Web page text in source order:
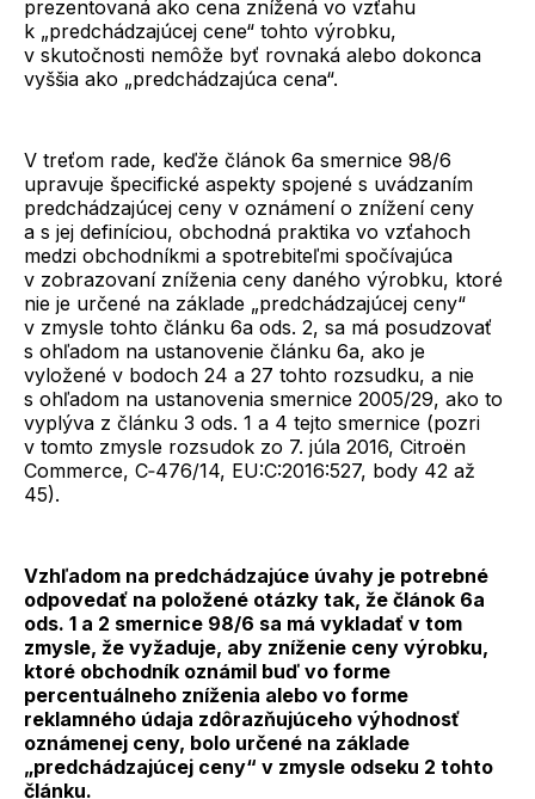
prezentovaná ako cena znížená vo vzťahu
k „predchádzajúcej cene“ tohto výrobku,
v skutočnosti nemôže byť rovnaká alebo dokonca
vyššia ako „predchádzajúca cena“.
V treťom rade, keďže článok 6a smernice 98/6
upravuje špecifické aspekty spojené s uvádzaním
predchádzajúcej ceny v oznámení o znížení ceny
a s jej definíciou, obchodná praktika vo vzťahoch
medzi obchodníkmi a spotrebiteľmi spočívajúca
v zobrazovaní zníženia ceny daného výrobku, ktoré
nie je určené na základe „predchádzajúcej ceny“
v zmysle tohto článku 6a ods. 2, sa má posudzovať
s ohľadom na ustanovenie článku 6a, ako je
vyložené v bodoch 24 a 27 tohto rozsudku, a nie
s ohľadom na ustanovenia smernice 2005/29, ako to
vyplýva z článku 3 ods. 1 a 4 tejto smernice (pozri
v tomto zmysle rozsudok zo 7. júla 2016, Citroën
Commerce, C‑476/14, EU:C:2016:527, body 42 až
45).
Vzhľadom na predchádzajúce úvahy je potrebné
odpovedať na položené otázky tak, že článok 6a
ods. 1 a 2 smernice 98/6 sa má vykladať v tom
zmysle, že vyžaduje, aby zníženie ceny výrobku,
ktoré obchodník oznámil buď vo forme
percentuálneho zníženia alebo vo forme
reklamného údaja zdôrazňujúceho výhodnosť
oznámenej ceny, bolo určené na základe
„predchádzajúcej ceny“ v zmysle odseku 2 tohto
článku.